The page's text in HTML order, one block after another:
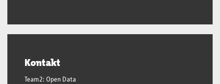
Kontakt
Team2: Open Data